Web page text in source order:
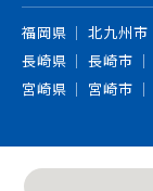
福岡県 北九州市
長崎県
長崎市
宮崎県
宮崎市